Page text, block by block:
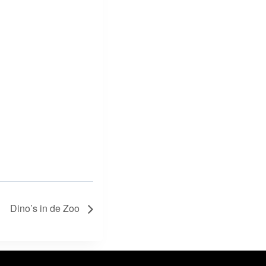
Dino’s in de Zoo